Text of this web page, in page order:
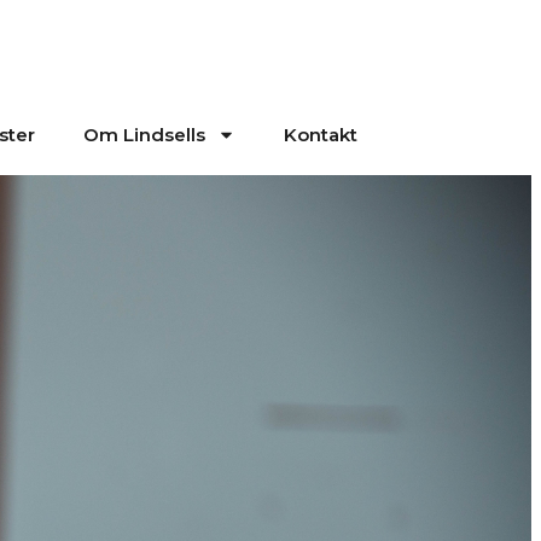
Om Lindsells Kontakt